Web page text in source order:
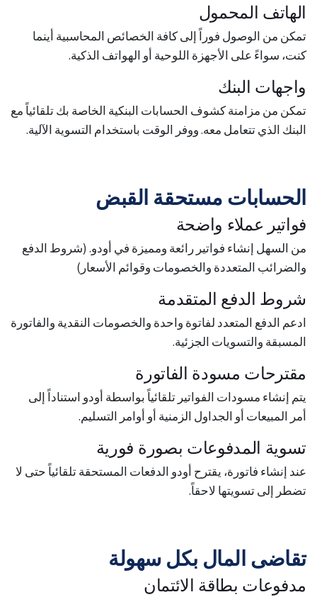
الهاتف المحمول
تمكن من الوصول فوراً إلى كافة الخصائص المحاسبية أينما
كنت، سواءً على الأجهزة اللوحية أو الهواتف الذكية.
واجهات البنك
تمكن من مزامنة كشوف الحسابات البنكية الخاصة بك تلقائياً مع
البنك الذي تتعامل معه. ووفر الوقت باستخدام التسوية الآلية.
الحسابات مستحقة القبض
فواتير عملاء واضحة
من السهل إنشاء فواتير رائعة ومميزة في أودو. (شروط الدفع
والضرائب المتعددة والخصومات وقوائم الأسعار)
شروط الدفع المتقدمة
ادعم الدفع المتعدد لفاتوة واحدة والخصومات النقدية والفاتورة
المسبقة والتسويات الجزئية.
مقترحات مسودة الفاتورة
يتم إنشاء مسودات الفواتير تلقائياً بواسطة أودو استناداً إلى
أمر المبيعات أو الجداول الزمنية أو أوامر التسليم.
تسوية المدفوعات بصورة فورية
عند إنشاء فاتورة، يقترح أودو الدفعات المستحقة تلقائياً حتى لا
تضطر إلى تسويتها لاحقاً.
تقاضى المال بكل سهولة
مدفوعات بطاقة الائتمان